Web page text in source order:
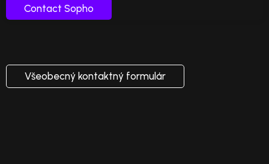
Contact Sopho
Všeobecný kontaktný formulár